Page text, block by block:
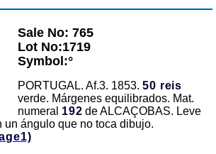
Sale No: 765
Lot No:1719
Symbol:°
PORTUGAL. Af.3. 1853. 50 reis
verde. Márgenes equilibrados. Mat.
numeral 192 de ALCAÇOBAS. Leve
un ángulo que no toca dibujo.